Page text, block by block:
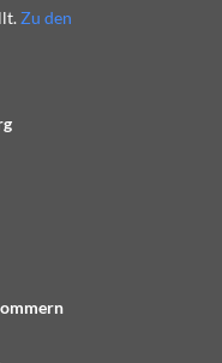
Zu den